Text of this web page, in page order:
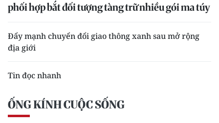
phối hợp bắt đối tượng tàng trữ nhiều gói ma túy
Đẩy mạnh chuyển đổi giao thông xanh sau mở rộng
địa giới
Tin đọc nhanh
ỐNG KÍNH CUỘC SỐNG